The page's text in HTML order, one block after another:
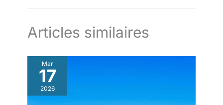
Articles similaires
Mar
17
2026